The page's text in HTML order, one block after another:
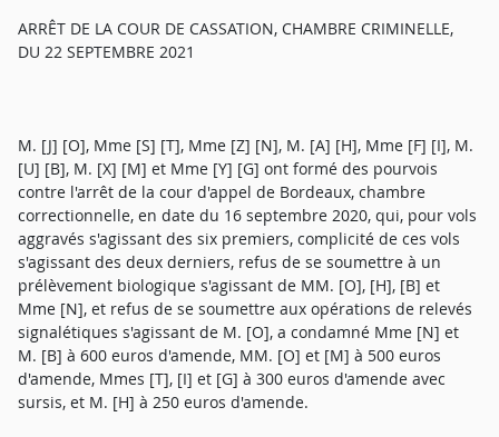
ARRÊT DE LA COUR DE CASSATION, CHAMBRE CRIMINELLE,
DU 22 SEPTEMBRE 2021
M. [J] [O], Mme [S] [T], Mme [Z] [N], M. [A] [H], Mme [F] [I], M.
[U] [B], M. [X] [M] et Mme [Y] [G] ont formé des pourvois
contre l'arrêt de la cour d'appel de Bordeaux, chambre
correctionnelle, en date du 16 septembre 2020, qui, pour vols
aggravés s'agissant des six premiers, complicité de ces vols
s'agissant des deux derniers, refus de se soumettre à un
prélèvement biologique s'agissant de MM. [O], [H], [B] et
Mme [N], et refus de se soumettre aux opérations de relevés
signalétiques s'agissant de M. [O], a condamné Mme [N] et
M. [B] à 600 euros d'amende, MM. [O] et [M] à 500 euros
d'amende, Mmes [T], [I] et [G] à 300 euros d'amende avec
sursis, et M. [H] à 250 euros d'amende.